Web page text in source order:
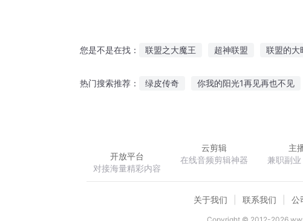
您是不是在找： 联盟之大魔王 超神联盟 联盟的大
热门搜索推荐： 绿皮传奇 你我的阳光1再见再也不见
开放平台
对接海量精彩内容
云剪辑
在线音频剪辑神器
主
兼职副
关于我们 联系我们 公